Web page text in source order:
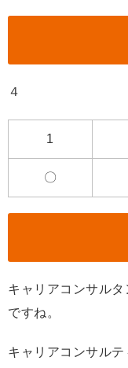
４
1
〇
キャリアコンサル
ですね。
キャリアコンサル